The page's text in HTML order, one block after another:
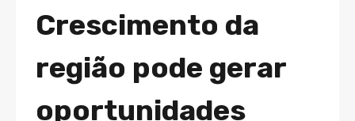
Crescimento da
região pode gerar
oportunidades